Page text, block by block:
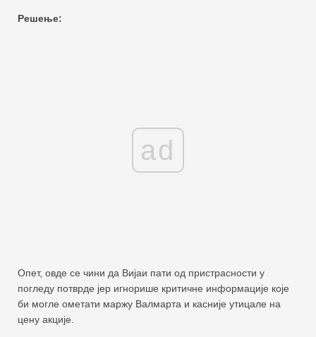
Решење:
ad
Опет, овде се чини да Вијаи пати од пристрасности у
погледу потврде јер игнорише критичне информације које
би могле ометати маржу Валмарта и касније утицале на
цену акције.